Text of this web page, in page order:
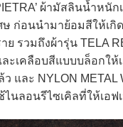
ผ้ามัสลินน้ำหนั
ษ ก่อนนำมาย้อมสีให้เกิ
ย รวมถึงผ้ารุ่น TELA
ะเคลือบสีแบบบล็อกให้
และ NYLON METAL
ไนลอนรีไซเคิลที่ให้เอฟ